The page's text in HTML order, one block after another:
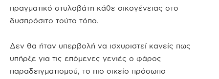
πραγματικό στυλοβάτη κάθε οικογένειας στο
δυσπρόσιτο τούτο τόπο.
Δεν θα ήταν υπερβολή να ισχυριστεί κανείς πως
υπήρξε για τις επόμενες γενιές ο φάρος
παραδειγματισμού, το πιο οικείο πρόσωπο